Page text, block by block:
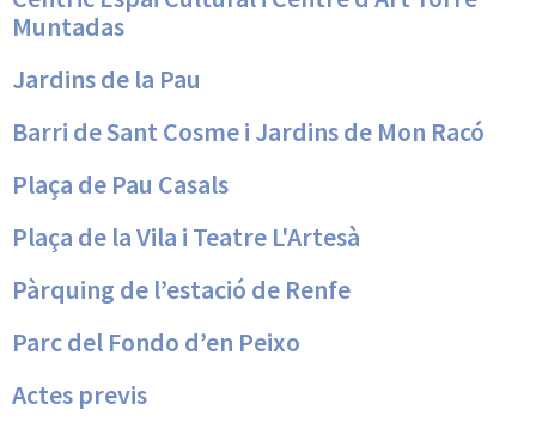
Muntadas
Jardins de la Pau
Barri de Sant Cosme i Jardins de Mon Racó
Plaça de Pau Casals
Plaça de la Vila i Teatre L'Artesà
Pàrquing de l’estació de Renfe
Parc del Fondo d’en Peixo
Actes previs